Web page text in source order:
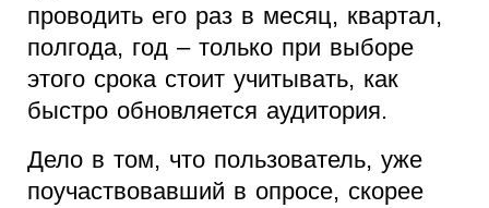
проводить его раз в месяц, квартал,
полгода, год – только при выборе
этого срока стоит учитывать, как
быстро обновляется аудитория.
Дело в том, что пользователь, уже
поучаствовавший в опросе, скорее